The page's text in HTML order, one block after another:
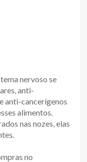
nervoso se
anti-
anti-cancerígenos
alimentos.
nas nozes, elas
no